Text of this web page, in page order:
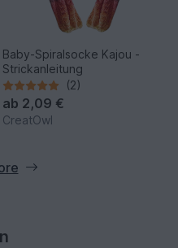
Baby-Spiralsocke Kajou -
Strickanleitung
(2)
ab 2,09 €
CreatOwl